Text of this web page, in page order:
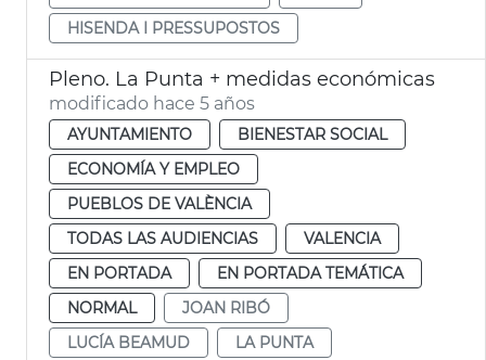
HISENDA I PRESSUPOSTOS
Pleno. La Punta + medidas económicas
modificado hace 5 años
AYUNTAMIENTO
BIENESTAR SOCIAL
ECONOMÍA Y EMPLEO
PUEBLOS DE VALÈNCIA
TODAS LAS AUDIENCIAS
VALENCIA
EN PORTADA
EN PORTADA TEMÁTICA
NORMAL
JOAN RIBÓ
LUCÍA BEAMUD
LA PUNTA